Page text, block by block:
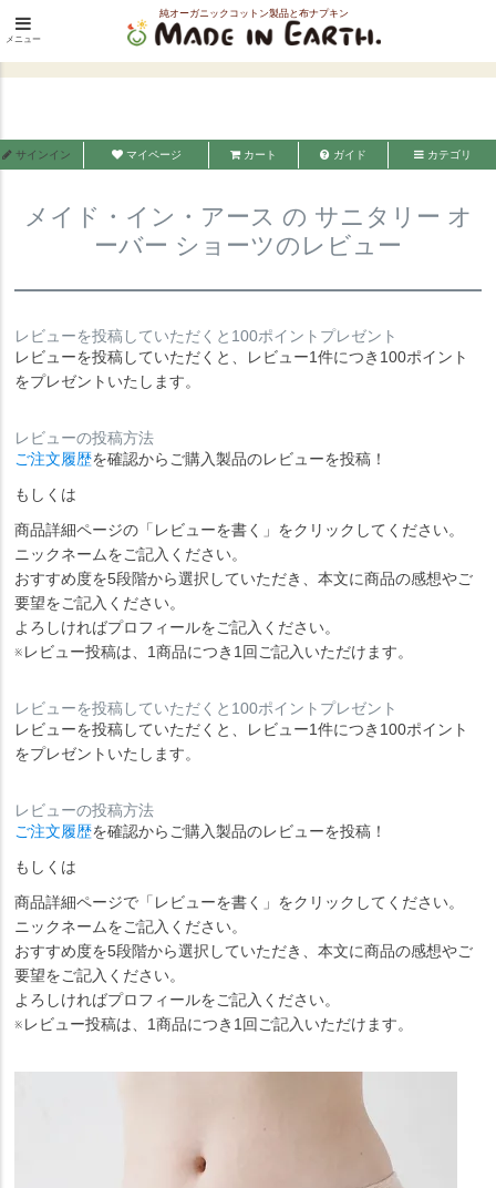
純オーガニックコットン製品と布ナプキン
メイド・イン・アース
メニュー
HOME インナー・パジャマウェア インナー
ショーツ
メイド・イン・アース の サニタリー オーバー ショーツのレビュー
サインイン マイページ カート ガイド カテゴリ
メイド・イン・アース の サニタリー オ
ーバー ショーツのレビュー
レビューを投稿していただくと100ポイントプレゼント
レビューを投稿していただくと、レビュー1件につき100ポイント
をプレゼントいたします。
レビューの投稿方法
ご注文履歴を確認からご購入製品のレビューを投稿！
もしくは
商品詳細ページの「レビューを書く」をクリックしてください。
ニックネームをご記入ください。
おすすめ度を5段階から選択していただき、本文に商品の感想やご
要望をご記入ください。
よろしければプロフィールをご記入ください。
※レビュー投稿は、1商品につき1回ご記入いただけます。
レビューを投稿していただくと100ポイントプレゼント
レビューを投稿していただくと、レビュー1件につき100ポイント
をプレゼントいたします。
レビューの投稿方法
ご注文履歴を確認からご購入製品のレビューを投稿！
もしくは
商品詳細ページで「レビューを書く」をクリックしてください。
ニックネームをご記入ください。
おすすめ度を5段階から選択していただき、本文に商品の感想やご
要望をご記入ください。
よろしければプロフィールをご記入ください。
※レビュー投稿は、1商品につき1回ご記入いただけます。